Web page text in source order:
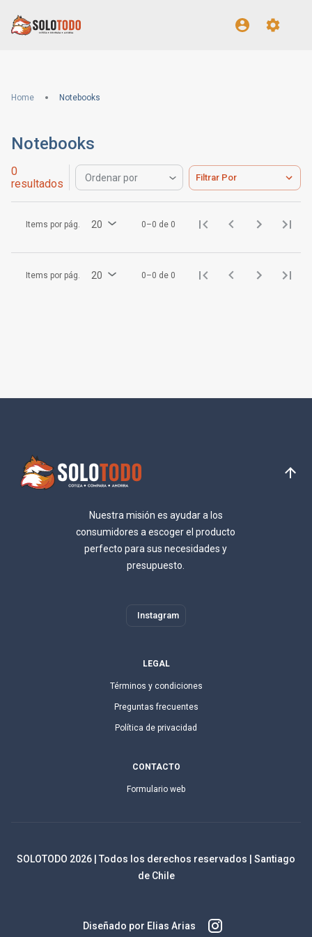
Home Notebooks
Notebooks
0
resultados
Ordenar por Filtrar Por
Items por pág. 20 0–0 de 0
Items por pág. 20 0–0 de 0
Nuestra misión es ayudar a los
consumidores a escoger el producto
perfecto para sus necesidades y
presupuesto.
Instagram
LEGAL
Términos y condiciones
Preguntas frecuentes
Política de privacidad
CONTACTO
Formulario web
SOLOTODO 2026 | Todos los derechos reservados | Santiago
de Chile
Diseñado por Elias Arias